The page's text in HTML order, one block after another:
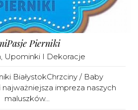
Pierniki
, Upominki I Dekoracje
BiałystokChrzciny / Baby
impreza naszych
maluszków...